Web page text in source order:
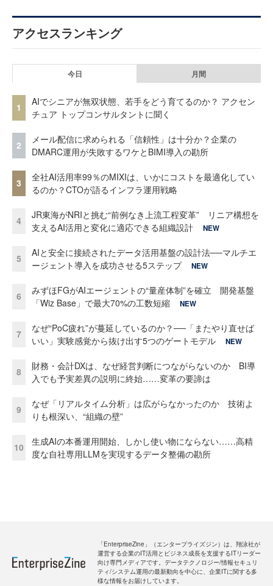
アクセスランキング
今日 月間
1
AIでシニアが無双状態、若手をどう育てるのか？ アクセン
チュア トップコンサルタントに聞く
2
メール配信に求められる「信頼性」は十分か？企業の
DMARC運用が失敗するワケとBIMI導入の勘所
3
全社AI活用率99％のMIXIは、いかにコストを最適化してい
るのか？CTOが語るインフラ運用戦略
4
JR東海がNRIと挑む“前例なき上流工程変革” リニア構想を
支えるAI活用と変化に適応できる組織設計
NEW
5
AIと安全に接続されたデータ活用基盤の設計法──マルチエ
ージェント導入を成功させる5ステップ
NEW
6
みずほFGがAIエージェントの“量産体制”を確立 開発基盤
「Wiz Base」で最大70%の工数短縮
NEW
7
なぜ“PoC疲れ”が蔓延しているのか？──「またやり直せば
いい」実験感覚から抜け出す5つのゲートモデル
NEW
8
財務・会計DXは、なぜ経営判断につながらないのか BI導
入でも予実差異の説明に終始……変革の要諦は
9
なぜ「リアルタイム分析」は広がらなかったのか 技術よ
りも根深い、“組織の壁”
10
生成AIの本番運用開始、しかし使い物にならない……高精
度な自社専用LLMを実現するデータ整備の勘所
「EnterpriseZine」（エンタープライズジン）は、翔泳社が
運営する企業のIT活用とビジネス成長を支援するITリーダー
向け専門メディアです。データテクノロジー/情報セキュリ
ティ/システム運用の最新動向を中心に、企業ITに関する多
様な情報をお届けしています。